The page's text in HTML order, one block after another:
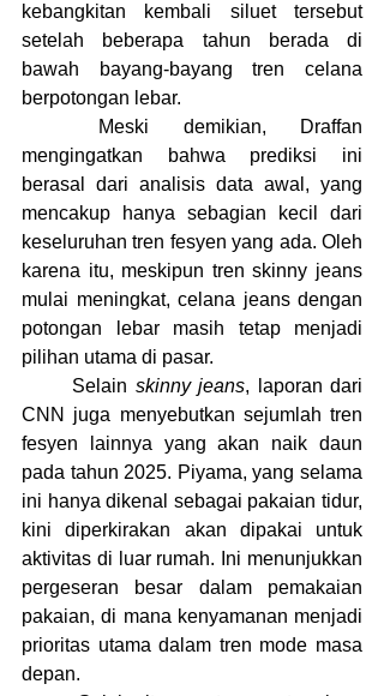
kebangkitan kembali siluet tersebut
setelah beberapa tahun berada di
bawah bayang-bayang tren celana
berpotongan lebar.
mengingatkan bahwa prediksi ini
berasal dari analisis data awal, yang
mencakup hanya sebagian kecil dari
keseluruhan tren fesyen yang ada. Oleh
karena itu, meskipun tren skinny jeans
mulai meningkat, celana jeans dengan
potongan lebar masih tetap menjadi
pilihan utama di pasar.
	Selain
skinny jeans, laporan dari
CNN juga menyebutkan sejumlah tren
fesyen lainnya yang akan naik daun
pada tahun 2025. Piyama, yang selama
ini hanya dikenal sebagai pakaian tidur,
kini diperkirakan akan dipakai untuk
aktivitas di luar rumah. Ini menunjukkan
pergeseran besar dalam pemakaian
pakaian, di mana kenyamanan menjadi
prioritas utama dalam tren mode masa
depan.